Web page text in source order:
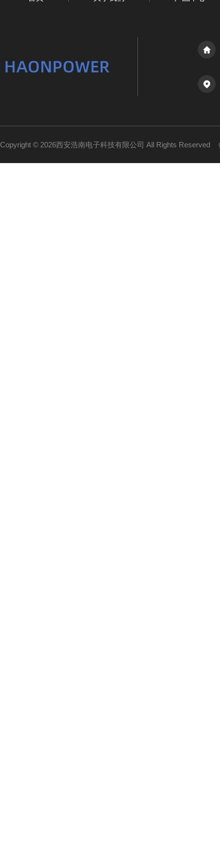
Copyright © 2026西安浩南电子科技有限公司 All Rights Reserved